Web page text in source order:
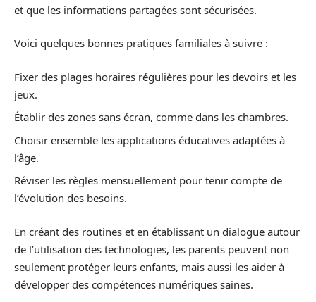
et que les informations partagées sont sécurisées.
Voici quelques bonnes pratiques familiales à suivre :
Fixer des plages horaires régulières pour les devoirs et les
jeux.
Établir des zones sans écran, comme dans les chambres.
Choisir ensemble les applications éducatives adaptées à
l’âge.
Réviser les règles mensuellement pour tenir compte de
l’évolution des besoins.
En créant des routines et en établissant un dialogue autour
de l’utilisation des technologies, les parents peuvent non
seulement protéger leurs enfants, mais aussi les aider à
développer des compétences numériques saines.